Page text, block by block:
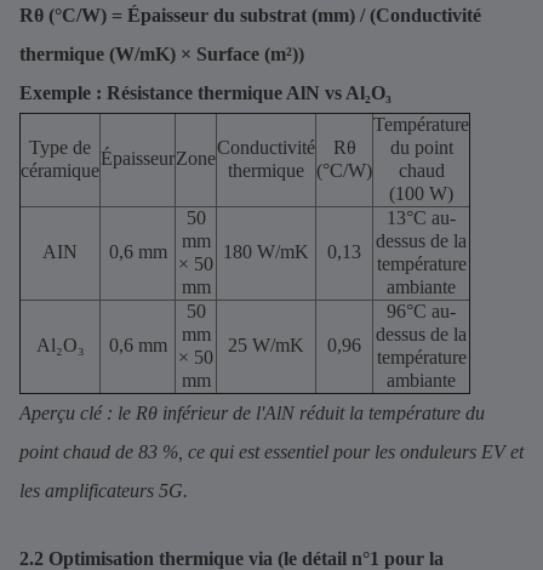
Rθ (°C/W) = Épaisseur du substrat (mm) / (Conductivité
thermique (W/mK) × Surface (m²))
Exemple : Résistance thermique AlN vs Al₂O₃
Type de
céramique
ÉpaisseurZone
Conductivité
thermique
Rθ
(°C/W)
Température
du point
chaud
(100 W)
AIN 0,6 mm
50
mm
× 50
mm
180 W/mK 0,13
13°C au-
dessus de la
température
ambiante
Al₂O₃ 0,6 mm
50
mm
× 50
mm
25 W/mK 0,96
96°C au-
dessus de la
température
ambiante
Aperçu clé : le Rθ inférieur de l'AlN réduit la température du
point chaud de 83 %, ce qui est essentiel pour les onduleurs EV et
les amplificateurs 5G.
2.2 Optimisation thermique via (le détail n°1 pour la